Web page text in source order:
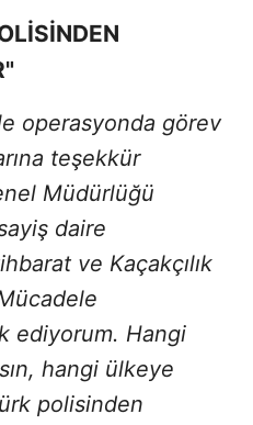
operasyonda görev
teşekkür
Müdürlüğü
daire
ve Kaçakçılık
ediyorum. Hangi
hangi ülkeye
polisinden